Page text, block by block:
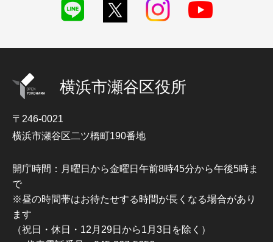
横浜市瀬谷区役所
〒246-0021
横浜市瀬谷区二ツ橋町190番地
開庁時間：月曜日から金曜日午前8時45分から午後5時ま
で
※昼の時間帯はお待たせする時間が長くなる場合があり
ます
（祝日・休日・12月29日から1月3日を除く）